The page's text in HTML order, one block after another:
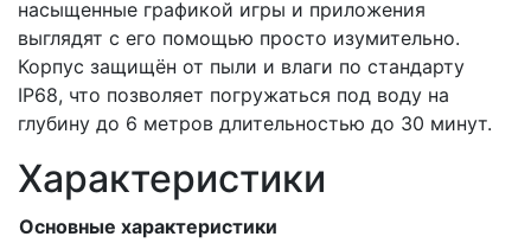
насыщенные графикой игры и приложения
выглядят с его помощью просто изумительно.
Корпус защищён от пыли и влаги по стандарту
IP68, что позволяет погружаться под воду на
глубину до 6 метров длительностью до 30 минут.
Характеристики
Основные характеристики